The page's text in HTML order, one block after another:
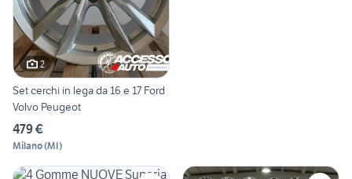
2
Set cerchi in lega da 16 e 17 Ford
Volvo Peugeot
479 €
Milano(MI)